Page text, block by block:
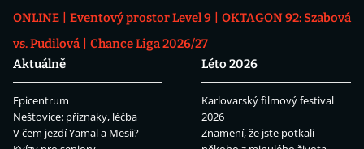
ONLINE
Eventový prostor Level 9
OKTAGON 92: Szabová
vs. Pudilová
Chance Liga 2026/27
Aktuálně
Epicentrum
Neštovice: příznaky, léčba
V čem jezdí Yamal a Mesii?
Léto 2026
Karlovarský filmový festival
2026
Znamení, že jste potkali